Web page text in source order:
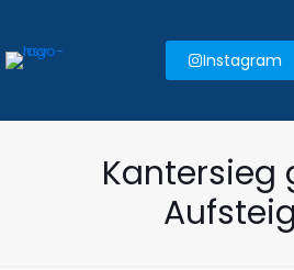
Instagram
Kantersieg